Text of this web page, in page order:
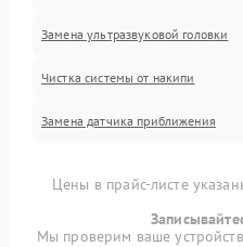
Замена ультразвуковой головки
Чистка системы от накипи
Замена датчика приближения
Цены в прайс-листе
Мы проверим ваше